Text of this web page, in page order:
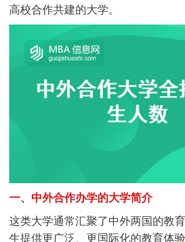
高校合作共建的大学。
一、中外合作办学的大学简介
这类大学通常汇聚了中外两国的教
生提供更广泛、更国际化的教育体